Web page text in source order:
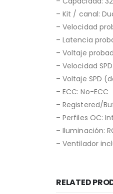
– Kit / canal:
– Velocidad
– Latencia
– Voltaje
– Velocidad
– Voltaje SPD
– ECC: No-ECC
– Registered/
– Perfiles OC:
– Iluminación:
– Ventilador
RELATED